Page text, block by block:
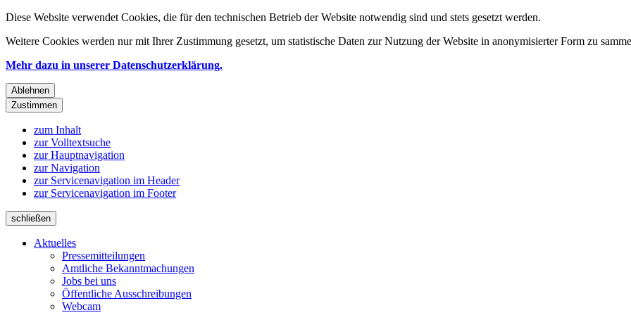
Diese Website verwendet Cookies, die für den technischen Betrieb der Website notwendig sind und stets gesetzt werden.
Weitere Cookies werden nur mit Ihrer Zustimmung gesetzt, um statistische Daten zur Nutzung der Website in anonymisierter Form zu
Mehr dazu in unserer Datenschutzerklärung.
Ablehnen
Zustimmen
zum Inhalt
zur Volltextsuche
zur Hauptnavigation
zur Navigation
zur Servicenavigation im Header
zur Servicenavigation im Footer
schließen
Aktuelles
Pressemitteilungen
Amtliche Bekanntmachungen
Jobs bei uns
Öffentliche Ausschreibungen
Webcam